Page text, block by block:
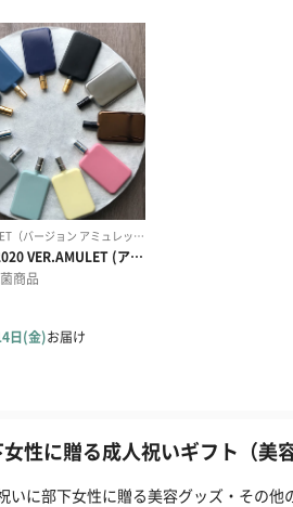
性に贈る成人祝いギフト（美
いに部下女性に贈る美容グッズ・その